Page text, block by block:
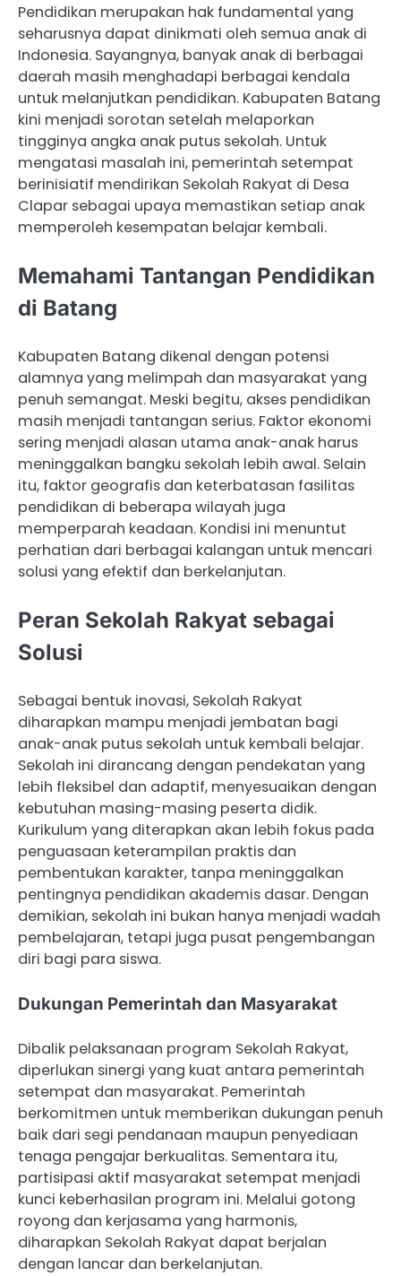
Pendidikan merupakan hak fundamental yang
seharusnya dapat dinikmati oleh semua anak di
Indonesia. Sayangnya, banyak anak di berbagai
daerah masih menghadapi berbagai kendala
untuk melanjutkan pendidikan. Kabupaten Batang
kini menjadi sorotan setelah melaporkan
tingginya angka anak putus sekolah. Untuk
mengatasi masalah ini, pemerintah setempat
berinisiatif mendirikan Sekolah Rakyat di Desa
Clapar sebagai upaya memastikan setiap anak
memperoleh kesempatan belajar kembali.
Memahami Tantangan Pendidikan
di Batang
Kabupaten Batang dikenal dengan potensi
alamnya yang melimpah dan masyarakat yang
penuh semangat. Meski begitu, akses pendidikan
masih menjadi tantangan serius. Faktor ekonomi
sering menjadi alasan utama anak-anak harus
meninggalkan bangku sekolah lebih awal. Selain
itu, faktor geografis dan keterbatasan fasilitas
pendidikan di beberapa wilayah juga
memperparah keadaan. Kondisi ini menuntut
perhatian dari berbagai kalangan untuk mencari
solusi yang efektif dan berkelanjutan.
Peran Sekolah Rakyat sebagai
Solusi
Sebagai bentuk inovasi, Sekolah Rakyat
diharapkan mampu menjadi jembatan bagi
anak-anak putus sekolah untuk kembali belajar.
Sekolah ini dirancang dengan pendekatan yang
lebih fleksibel dan adaptif, menyesuaikan dengan
kebutuhan masing-masing peserta didik.
Kurikulum yang diterapkan akan lebih fokus pada
penguasaan keterampilan praktis dan
pembentukan karakter, tanpa meninggalkan
pentingnya pendidikan akademis dasar. Dengan
demikian, sekolah ini bukan hanya menjadi wadah
pembelajaran, tetapi juga pusat pengembangan
diri bagi para siswa.
Dukungan Pemerintah dan Masyarakat
Dibalik pelaksanaan program Sekolah Rakyat,
diperlukan sinergi yang kuat antara pemerintah
setempat dan masyarakat. Pemerintah
berkomitmen untuk memberikan dukungan penuh
baik dari segi pendanaan maupun penyediaan
tenaga pengajar berkualitas. Sementara itu,
partisipasi aktif masyarakat setempat menjadi
kunci keberhasilan program ini. Melalui gotong
royong dan kerjasama yang harmonis,
diharapkan Sekolah Rakyat dapat berjalan
dengan lancar dan berkelanjutan.